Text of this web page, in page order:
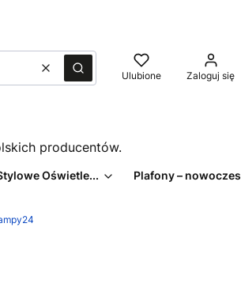
WyczyśćSzukaj Ulubione Zaloguj się
producentów.
Oświetle... Plafony –